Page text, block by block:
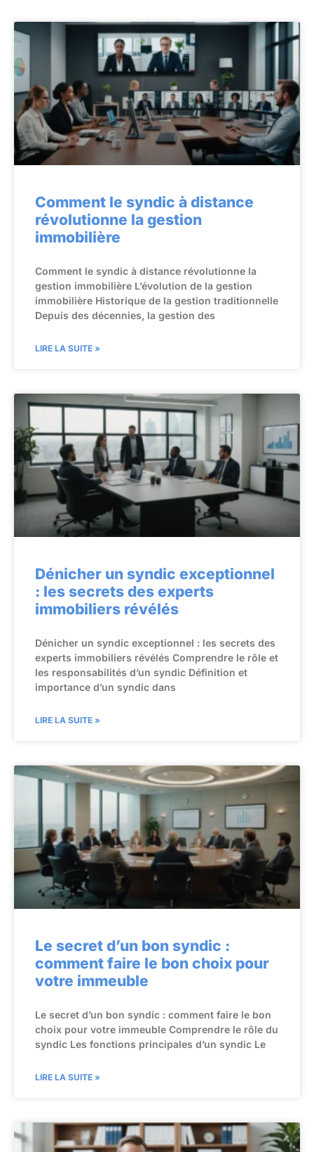
Comment le syndic à distance
révolutionne la gestion
immobilière
Comment le syndic à distance révolutionne la
gestion immobilière L’évolution de la gestion
immobilière Historique de la gestion traditionnelle
Depuis des décennies, la gestion des
LIRE LA SUITE »
Dénicher un syndic exceptionnel
: les secrets des experts
immobiliers révélés
Dénicher un syndic exceptionnel : les secrets des
experts immobiliers révélés Comprendre le rôle et
les responsabilités d’un syndic Définition et
importance d’un syndic dans
LIRE LA SUITE »
Le secret d’un bon syndic :
comment faire le bon choix pour
votre immeuble
Le secret d’un bon syndic : comment faire le bon
choix pour votre immeuble Comprendre le rôle du
syndic Les fonctions principales d’un syndic Le
LIRE LA SUITE »